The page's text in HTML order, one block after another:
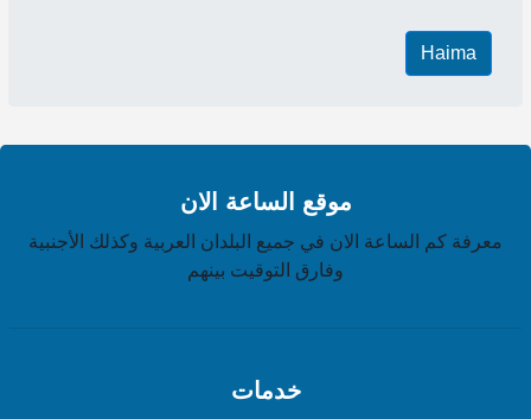
Haima
موقع الساعة الان
معرفة كم الساعة الان في جميع البلدان العربية وكذلك الأجنبية
وفارق التوقيت بينهم
خدمات